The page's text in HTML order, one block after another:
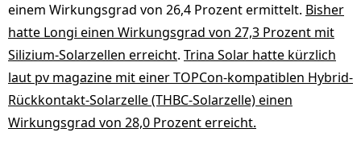
einem Wirkungsgrad von 26,4 Prozent ermittelt. Bisher
hatte Longi einen Wirkungsgrad von 27,3 Prozent mit
Silizium-Solarzellen erreicht. Trina Solar hatte kürzlich
laut pv magazine mit einer TOPCon-kompatiblen Hybrid-
Rückkontakt-Solarzelle (THBC-Solarzelle) einen
Wirkungsgrad von 28,0 Prozent erreicht.